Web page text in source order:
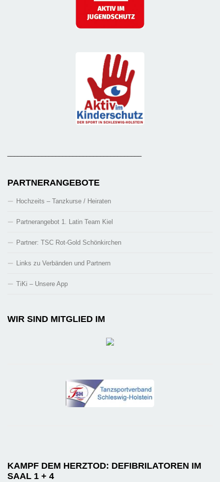
PARTNERANGEBOTE
Hochzeits – Tanzkurse / Heiraten
Partnerangebot 1. Latin Team Kiel
Partner: TSC Rot-Gold Schönkirchen
Links zu Verbänden und Partnern
TiKi – Unsere App
WIR SIND MITGLIED IM
KAMPF DEM HERZTOD: DEFIBRILATOREN IM
SAAL 1 + 4